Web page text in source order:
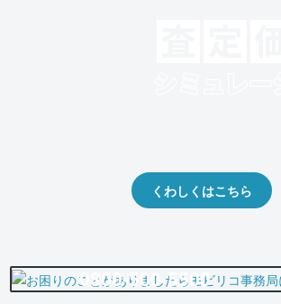
くわしくはこちら
0800-500-5500